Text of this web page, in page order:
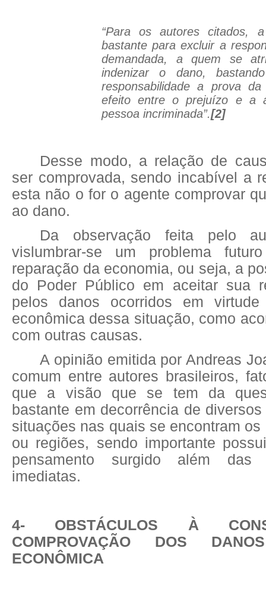
“Para os autores citados,
bastante para excluir a
demandada, a quem se
indenizar o dano,
responsabilidade a prova
efeito entre o prejuízo e a
pessoa incriminada”.[2]
Desse modo, a relação de
ser comprovada, sendo incabível a
esta não o for o agente comprovar
ao dano.
Da observação feita pelo
vislumbrar-se um problema
reparação da economia, ou seja, a
do Poder Público em aceitar sua
pelos danos ocorridos em virtude
econômica dessa situação, como
com outras causas.
A opinião emitida por Andreas
comum entre autores brasileiros,
que a visão que se tem da
bastante em decorrência de
situações nas quais se encontram
ou regiões, sendo importante
pensamento surgido além das
imediatas.
4- OBSTÁCULOS À
COMPROVAÇÃO DOS
ECONÔMICA